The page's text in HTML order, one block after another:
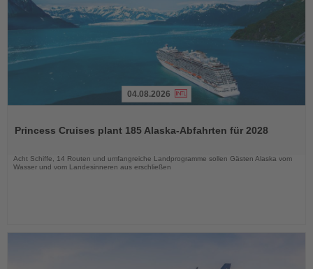
die
04.08.2026
Princess Cruises plant 185 Alaska-Abfahrten für 2028
Acht Schiffe, 14 Routen und umfangreiche Landprogramme sollen Gästen Alaska vom
Wasser und vom Landesinneren aus erschließen